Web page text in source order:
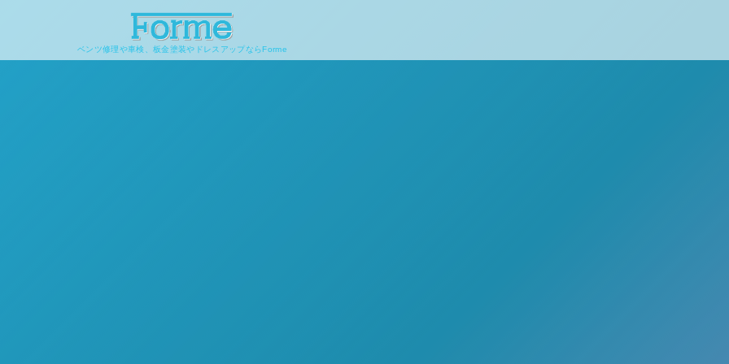
ベンツ修理や車検、板金塗装やドレスアップならForme